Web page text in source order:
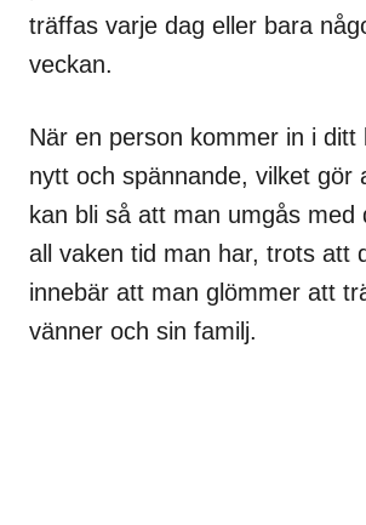
träffas varje dag eller bara
veckan.
När en person kommer in i ditt
nytt och spännande, vilket gör
kan bli så att man umgås med
all vaken tid man har, trots att
innebär att man glömmer att
vänner och sin familj.